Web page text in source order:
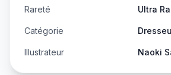
Rareté Ultra
Catégorie
Illustrateur Naoki